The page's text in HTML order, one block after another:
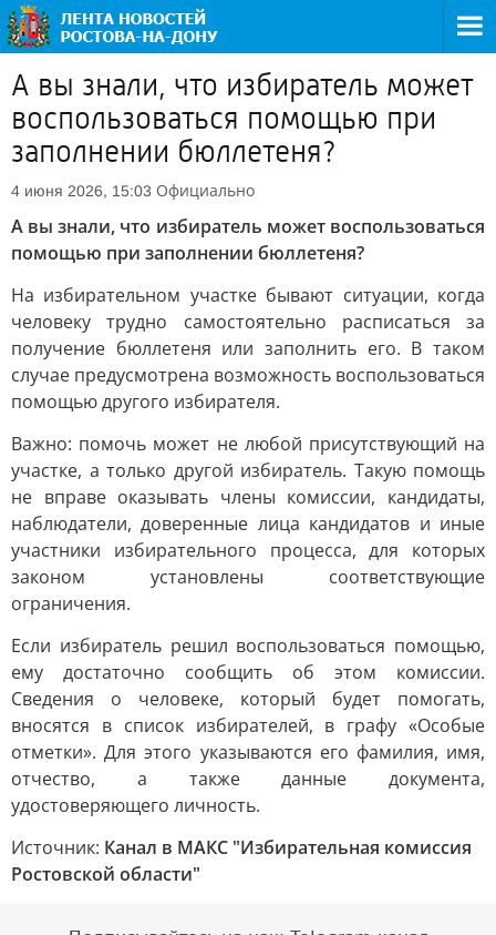
А вы знали, что избиратель может
воспользоваться помощью при
заполнении бюллетеня?
4 июня 2026, 15:03 Официально
А вы знали, что избиратель может воспользоваться
помощью при заполнении бюллетеня?
На избирательном участке бывают ситуации, когда
человеку трудно самостоятельно расписаться за
получение бюллетеня или заполнить его. В таком
случае предусмотрена возможность воспользоваться
помощью другого избирателя.
Важно: помочь может не любой присутствующий на
участке, а только другой избиратель. Такую помощь
не вправе оказывать члены комиссии, кандидаты,
наблюдатели, доверенные лица кандидатов и иные
участники избирательного процесса, для которых
законом установлены соответствующие
ограничения.
Если избиратель решил воспользоваться помощью,
ему достаточно сообщить об этом комиссии.
Сведения о человеке, который будет помогать,
вносятся в список избирателей, в графу «Особые
отметки». Для этого указываются его фамилия, имя,
отчество, а также данные документа,
удостоверяющего личность.
Источник: Канал в МАКС "Избирательная комиссия
Ростовской области"